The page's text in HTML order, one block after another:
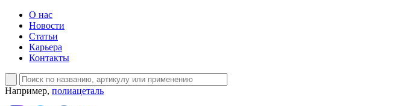
О нас
Новости
Статьи
Карьера
Контакты
Например, полиацеталь